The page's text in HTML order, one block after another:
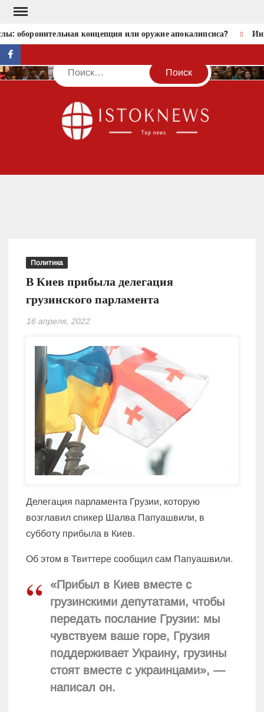
Перейти
содержимому
оборонительная концепция или оружие апокалипсиса?
facebook
Поиск
Политика
В Киев прибыла делегация
грузинского парламента
16 апреля, 2022
Делегация парламента Грузии, которую
возглавил спикер Шалва Папуашвили, в
субботу прибыла в Киев.
Об этом в Твиттере сообщил сам Папуашвили.
«Прибыл в Киев вместе с
грузинскими депутатами, чтобы
передать послание Грузии: мы
чувствуем ваше горе, Грузия
поддерживает Украину, грузины
стоят вместе с украинцами», —
написал он.